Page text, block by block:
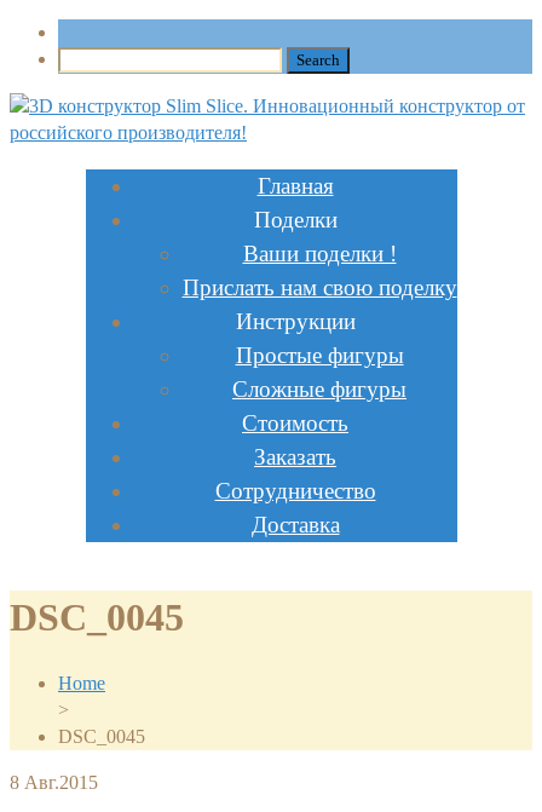
Главная
Поделки
Ваши поделки !
Прислать нам свою поделку
Инструкции
Простые фигуры
Сложные фигуры
Стоимость
Заказать
Сотрудничество
Доставка
DSC_0045
Home
>
DSC_0045
8 Авг.2015